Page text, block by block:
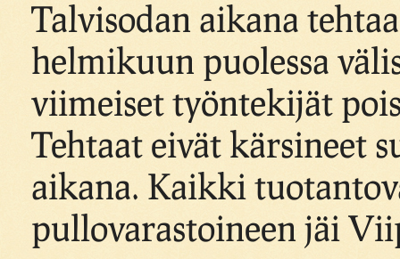
Talvisodan aikana
helmikuun puolessa
viimeiset työntekijät
Tehtaat eivät kärsineet
aikana. Kaikki
pullovarastoineen jäi